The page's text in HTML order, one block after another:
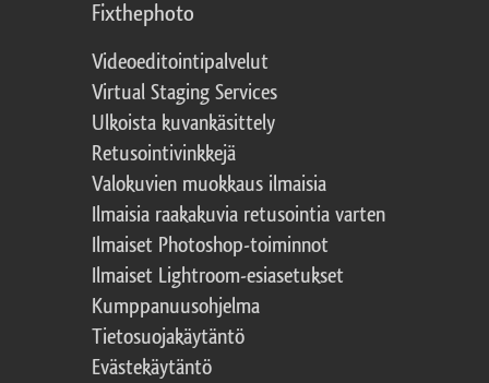
Fixthephoto
Videoeditointipalvelut
Virtual Staging Services
Ulkoista kuvankäsittely
Retusointivinkkejä
Valokuvien muokkaus ilmaisia
Ilmaisia raakakuvia retusointia varten
Ilmaiset Photoshop-toiminnot
Ilmaiset Lightroom-esiasetukset
Kumppanuusohjelma
Tietosuojakäytäntö
Evästekäytäntö